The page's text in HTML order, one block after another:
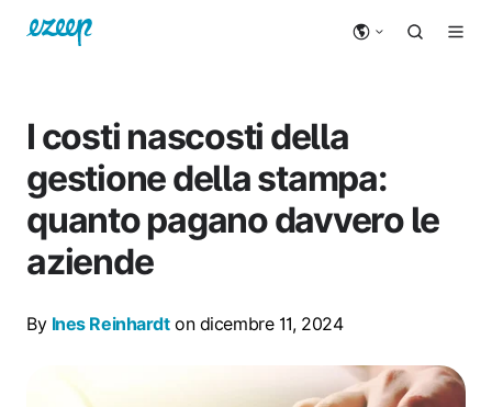
I costi nascosti della
gestione della stampa:
quanto pagano davvero le
aziende
By Ines Reinhardton dicembre 11, 2024